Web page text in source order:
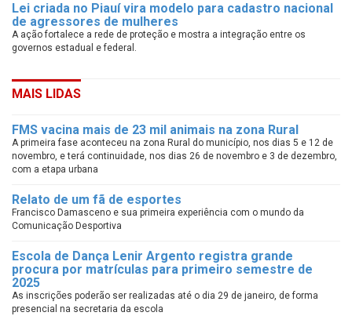
Lei criada no Piauí vira modelo para cadastro nacional
de agressores de mulheres
A ação fortalece a rede de proteção e mostra a integração entre os
governos estadual e federal.
MAIS LIDAS
FMS vacina mais de 23 mil animais na zona Rural
A primeira fase aconteceu na zona Rural do município, nos dias 5 e 12 de
novembro, e terá continuidade, nos dias 26 de novembro e 3 de dezembro,
com a etapa urbana
Relato de um fã de esportes
Francisco Damasceno e sua primeira experiência com o mundo da
Comunicação Desportiva
Escola de Dança Lenir Argento registra grande
procura por matrículas para primeiro semestre de
2025
As inscrições poderão ser realizadas até o dia 29 de janeiro, de forma
presencial na secretaria da escola